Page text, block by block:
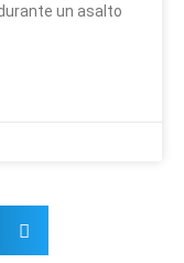
un asalto